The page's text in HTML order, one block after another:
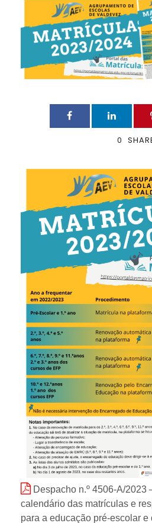
0
Despacho n.º 4506-A/2023
calendário das matrículas e
para a educação pré-escolar